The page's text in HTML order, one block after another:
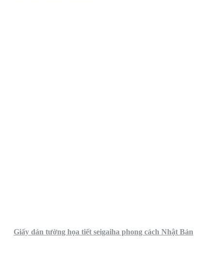
Giấy dán tường họa tiết seigaiha phong cách Nhật Bản